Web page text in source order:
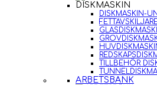
DISKMASKIN
DISKMASKIN-
TILLBEHÖR
ARBETSBÄNK